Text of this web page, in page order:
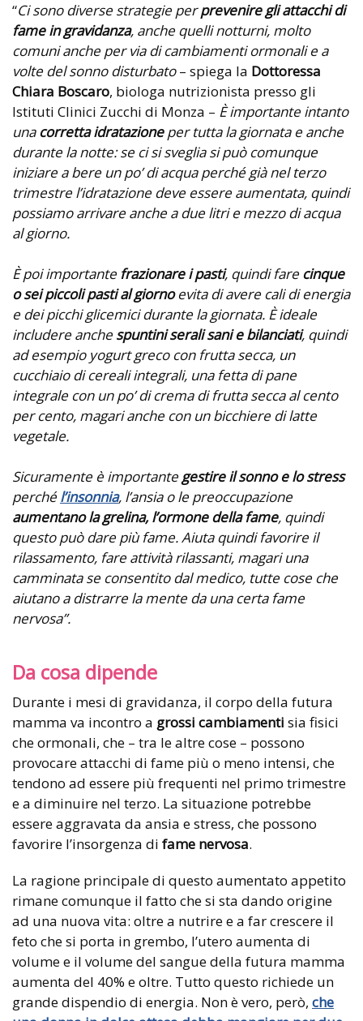
“Ci sono diverse strategie perprevenire gli attacchi di
fame in gravidanza, anche quelli notturni, molto
comuni anche per via di cambiamenti ormonali e a
volte del sonno disturbato– spiega la Dottoressa
Chiara Boscaro, biologa nutrizionista presso gli
Istituti Clinici Zucchi di Monza – È importante intanto
unacorretta idratazioneper tutta la giornata e anche
durante la notte: se ci si sveglia si può comunque
iniziare a bere un po’ di acqua perché già nel terzo
trimestre l’idratazione deve essere aumentata, quindi
possiamo arrivare anche a due litri e mezzo di acqua
al giorno.
È poi importante frazionare i pasti, quindi fare cinque
o sei piccoli pasti al giornoevita di avere cali di energia
e dei picchi glicemici durante la giornata. È ideale
includere anche spuntini serali sani e bilanciati, quindi
ad esempio yogurt greco con frutta secca, un
cucchiaio di cereali integrali, una fetta di pane
integrale con un po’ di crema di frutta secca al cento
per cento, magari anche con un bicchiere di latte
vegetale.
Sicuramente è importantegestire il sonno e lo stress
perchél’insonnia, l’ansia o le preoccupazione
aumentano la grelina, l’ormone della fame, quindi
questo può dare più fame. Aiuta quindi favorire il
rilassamento, fare attività rilassanti, magari una
camminata se consentito dal medico, tutte cose che
aiutano a distrarre la mente da una certa fame
nervosa”.
Da cosa dipende
Durante i mesi di gravidanza, il corpo della futura
mamma va incontro a grossi cambiamenti sia fisici
che ormonali, che – tra le altre cose – possono
provocare attacchi di fame più o meno intensi, che
tendono ad essere più frequenti nel primo trimestre
e a diminuire nel terzo. La situazione potrebbe
essere aggravata da ansia e stress, che possono
favorire l’insorgenza di fame nervosa.
La ragione principale di questo aumentato appetito
rimane comunque il fatto che si sta dando origine
ad una nuova vita: oltre a nutrire e a far crescere il
feto che si porta in grembo, l’utero aumenta di
volume e il volume del sangue della futura mamma
aumenta del 40% e oltre. Tutto questo richiede un
grande dispendio di energia. Non è vero, però, che